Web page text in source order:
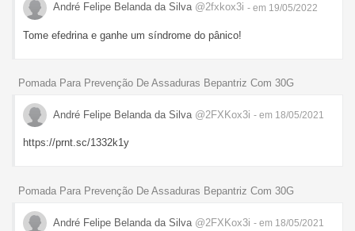
André Felipe Belanda da Silva @2fxkox3i - em 19/05/2022
Tome efedrina e ganhe um síndrome do pânico!
Pomada Para Prevenção De Assaduras Bepantriz Com 30G
André Felipe Belanda da Silva @2FXKox3i - em 18/05/2021
https://prnt.sc/1332k1y
Pomada Para Prevenção De Assaduras Bepantriz Com 30G
André Felipe Belanda da Silva @2FXKox3i - em 18/05/2021